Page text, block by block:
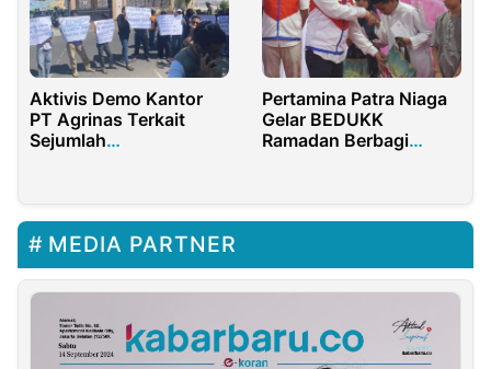
Aktivis Demo Kantor
PT Agrinas Terkait
Sejumlah
Pertamina Patra Niaga
Gelar BEDUKK
Ramadan Berbagi
MEDIA PARTNER